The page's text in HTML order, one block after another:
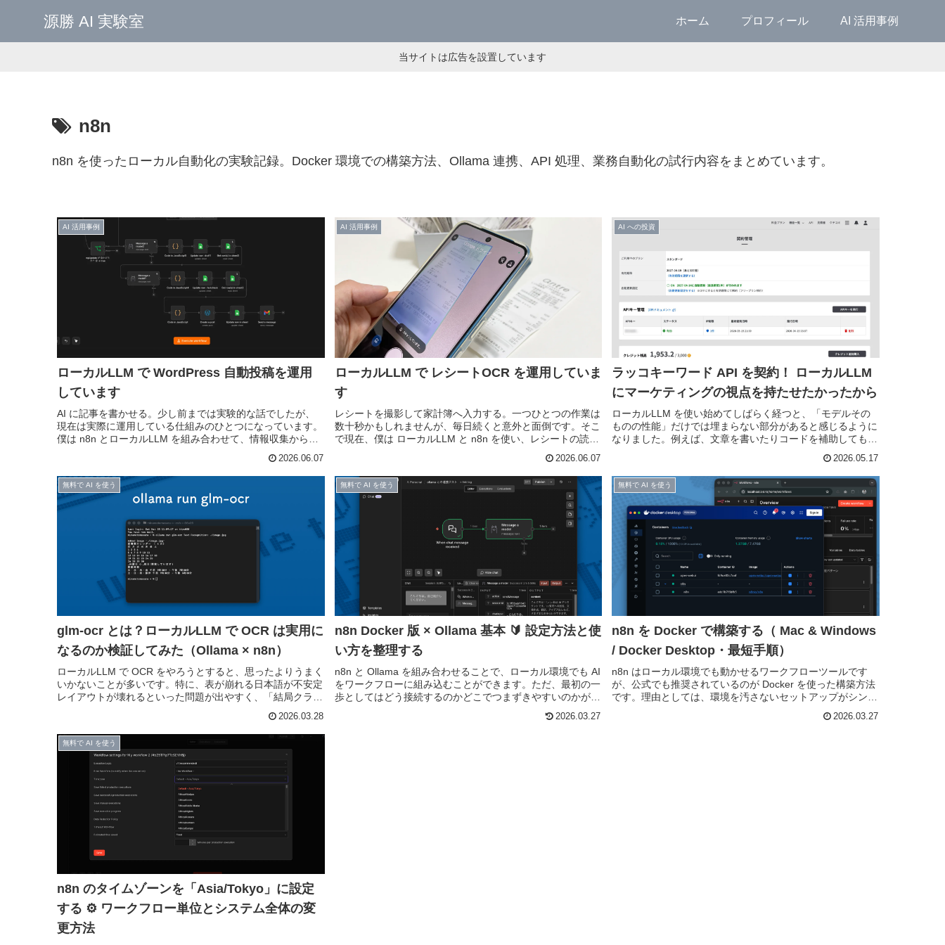
源勝 AI 実験室 ホーム プロフィール AI 活用事例
当サイトは広告を設置しています
n8n
n8n を使ったローカル自動化の実験記録。Docker 環境での構築方法、Ollama 連携、API 処理、業務自動化の試行内容をまとめています。
AI 活用事例
ローカルLLM で WordPress 自動投稿を運用
しています
AI に記事を書かせる。少し前までは実験的な話でしたが、
現在は実際に運用している仕組みのひとつになっています。
僕は n8n とローカルLLM を組み合わせて、情報収集から
2026.06.07
AI 活用事例
ローカルLLM で レシートOCR を運用していま
す
レシートを撮影して家計簿へ入力する。一つひとつの作業は
数十秒かもしれませんが、毎日続くと意外と面倒です。そこ
で現在、僕は ローカルLLM と n8n を使い、レシートの読み
2026.06.07
AI への投資
ラッコキーワード API を契約！ ローカルLLM
にマーケティングの視点を持たせたかったから
ローカルLLM を使い始めてしばらく経つと、「モデルその
ものの性能」だけでは埋まらない部分があると感じるように
なりました。例えば、文章を書いたりコードを補助してもら
2026.05.17
無料で AI を使う
glm-ocr とは？ローカルLLM で OCR は実用に
なるのか検証してみた（Ollama × n8n）
ローカルLLM で OCR をやろうとすると、思ったよりうまく
いかないことが多いです。特に、表が崩れる日本語が不安定
レイアウトが壊れるといった問題が出やすく、「結局クラウ
ド API に頼るしかないのか」と感じる場面もあります。そこ
2026.03.28
無料で AI を使う
n8n Docker 版 × Ollama 基本 🔰 設定方法と使
い方を整理する
n8n と Ollama を組み合わせることで、ローカル環境でも AI
をワークフローに組み込むことができます。ただ、最初の一
歩としてはどう接続するのかどこでつまずきやすいのかが分
かりづらいポイントでもあります。この記事では、
2026.03.27
無料で AI を使う
n8n を Docker で構築する（ Mac & Windows
/ Docker Desktop・最短手順）
n8n はローカル環境でも動かせるワークフローツールです
が、公式でも推奨されているのが Docker を使った構築方法
です。理由としては、環境を汚さないセットアップがシンプ
ル後からの拡張がしやすいといった点があります。この記事
2026.03.27
無料で AI を使う
n8n のタイムゾーンを「Asia/Tokyo」に設定
する ⚙️ ワークフロー単位とシステム全体の変
更方法